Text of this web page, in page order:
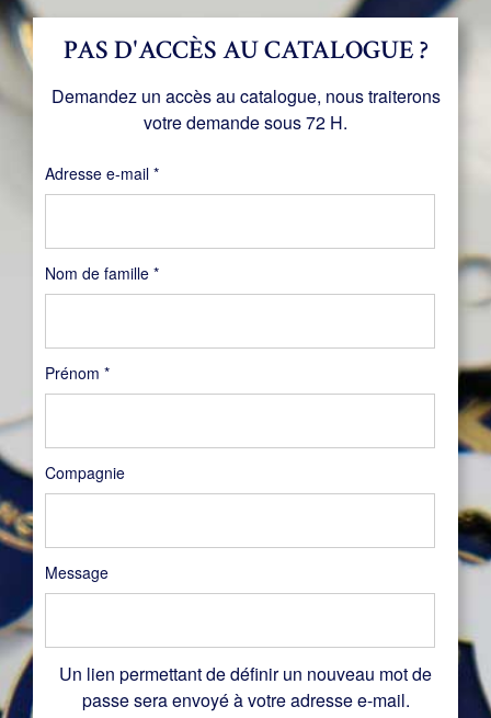
Nom de famille *
Prénom *
Compagnie
Message
PAS D'ACCÈS AU CATALOGUE ?
Demandez un accès au catalogue, nous traiterons
votre demande sous 72 H.
Adresse e-mail *Obligatoire
Un lien permettant de définir un nouveau mot de
passe sera envoyé à votre adresse e-mail.